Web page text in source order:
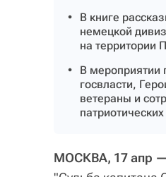
В книге
немецкой
на территории
В мероприятии
госвласти,
ветераны и
МОСКВА, 17 апр